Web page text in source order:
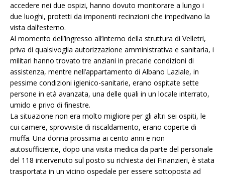
accedere nei due ospizi, hanno dovuto monitorare a lungo i
due luoghi, protetti da imponenti recinzioni che impedivano la
vista dall’esterno.
Al momento dell’ingresso all’interno della struttura di Velletri,
priva di qualsivoglia autorizzazione amministrativa e sanitaria, i
militari hanno trovato tre anziani in precarie condizioni di
assistenza, mentre nell’appartamento di Albano Laziale, in
pessime condizioni igienico-sanitarie, erano ospitate sette
persone in età avanzata, una delle quali in un locale interrato,
umido e privo di finestre.
La situazione non era molto migliore per gli altri sei ospiti, le
cui camere, sprovviste di riscaldamento, erano coperte di
muffa. Una donna prossima ai cento anni e non
autosufficiente, dopo una visita medica da parte del personale
del 118 intervenuto sul posto su richiesta dei Finanzieri, è stata
trasportata in un vicino ospedale per essere sottoposta ad